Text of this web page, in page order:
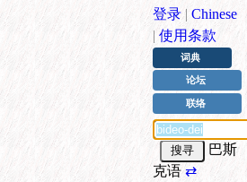
登录 | Chinese
| 使用条款
词典
论坛
联络
巴斯
克语⇄